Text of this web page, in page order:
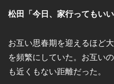
松田「今日、家行ってもいい
お互い思春期を迎えるほど
を頻繁にしていた。お互い
も近くもない距離だった。